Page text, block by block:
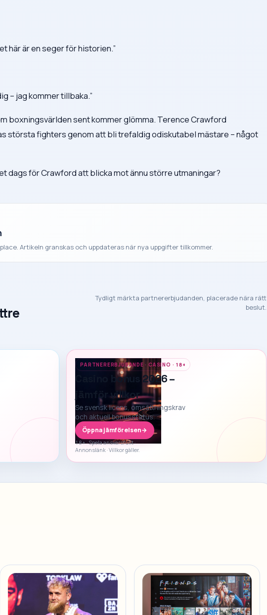
här är en seger för historien.”
– jag kommer tillbaka.”
boxningsvärlden sent kommer glömma. Terence Crawford
största fighters genom att bli trefaldig odiskutabel mästare – något
dags för Crawford att blicka mot ännu större utmaningar?
Artikeln granskas och uppdateras när nya uppgifter tillkommer.
Tydligt märkta partnererbjudanden, placerade nära rätt
beslut.
PARTNERERBJUDANDE · CASINO · 18+
Casino bonus 2026 –
jämför villkor
Se svensk licens, omsättningskrav
och aktuell bonusstatus.
Öppna jämförelsen→
18+ · Spela ansvarsfullt ·
Annonslänk · Villkor gäller.